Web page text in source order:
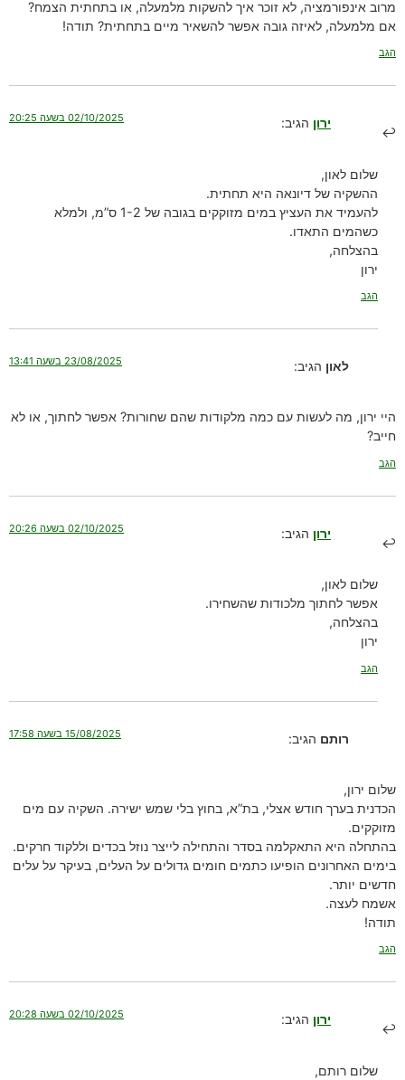
מרוב אינפורמציה, לא זוכר איך להשקות מלמעלה, או בתחתית הצמח?
אם מלמעלה, לאיזה גובה אפשר להשאיר מיים בתחתית? תודה!
הגב
ירון הגיב: 02/10/2025 בשעה 20:25
שלום לאון,
ההשקיה של דיונאה היא תחתית.
להעמיד את העציץ במים מזוקקים בגובה של 1-2 ס”מ, ולמלא
כשהמים התאדו.
בהצלחה,
ירון
הגב
לאון הגיב: 23/08/2025 בשעה 13:41
היי ירון, מה לעשות עם כמה מלקודות שהם שחורות? אפשר לחתוך, או לא
חייב?
הגב
ירון הגיב: 02/10/2025 בשעה 20:26
שלום לאון,
אפשר לחתוך מלכודות שהשחירו.
בהצלחה,
ירון
הגב
רותם הגיב: 15/08/2025 בשעה 17:58
שלום ירון,
הכדנית בערך חודש אצלי, בת”א, בחוץ בלי שמש ישירה. השקיה עם מים
מזוקקים.
בהתחלה היא התאקלמה בסדר והתחילה לייצר נוזל בכדים וללקוד חרקים.
בימים האחרונים הופיעו כתמים חומים גדולים על העלים, בעיקר על עלים
חדשים יותר.
אשמח לעצה.
תודה!
הגב
ירון הגיב: 02/10/2025 בשעה 20:28
שלום רותם,